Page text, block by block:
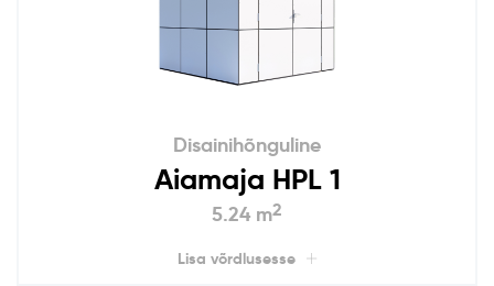
Disainihõnguline
Aiamaja HPL 1
5.24 m2
Lisa võrdlusesse